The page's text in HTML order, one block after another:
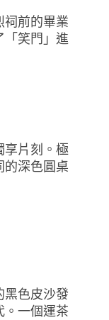
祠前的畢業
「笑門」進
享片刻。極
的深色圓桌
黑色皮沙發
。一個運茶